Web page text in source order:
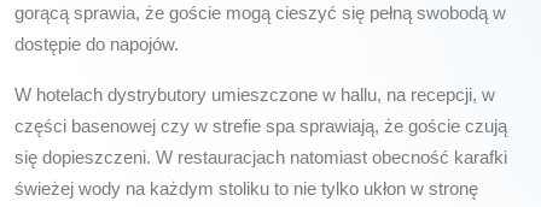
gorącą sprawia, że goście mogą cieszyć się pełną swobodą w
dostępie do napojów.
W hotelach dystrybutory umieszczone w hallu, na recepcji, w
części basenowej czy w strefie spa sprawiają, że goście czują
się dopieszczeni. W restauracjach natomiast obecność karafki
świeżej wody na każdym stoliku to nie tylko ukłon w stronę